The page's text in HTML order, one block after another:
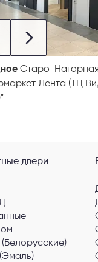
Старо-Нагорная
Лента (ТЦ
двери